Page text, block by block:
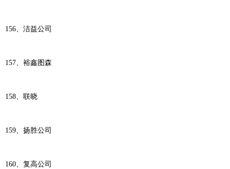
156、洁益公司
157、裕鑫图森
158、联晓
159、扬胜公司
160、复高公司